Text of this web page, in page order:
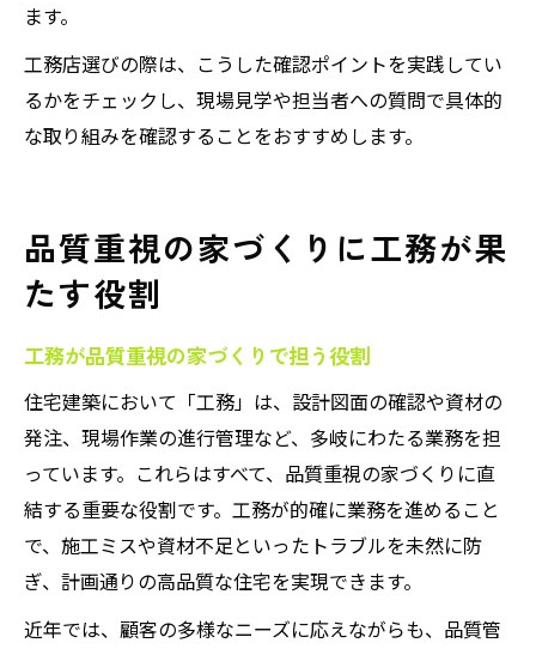
ます。
工務店選びの際は、こうした確認ポイントを実践してい
るかをチェックし、現場見学や担当者への質問で具体的
な取り組みを確認することをおすすめします。
品質重視の家づくりに工務が果
たす役割
工務が品質重視の家づくりで担う役割
住宅建築において「工務」は、設計図面の確認や資材の
発注、現場作業の進行管理など、多岐にわたる業務を担
っています。これらはすべて、品質重視の家づくりに直
結する重要な役割です。工務が的確に業務を進めること
で、施工ミスや資材不足といったトラブルを未然に防
ぎ、計画通りの高品質な住宅を実現できます。
近年では、顧客の多様なニーズに応えながらも、品質管